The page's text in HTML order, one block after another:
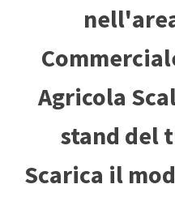
Agricola
stand del
Scarica il